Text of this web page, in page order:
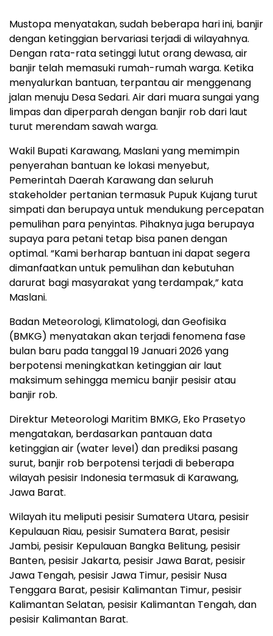
Mustopa menyatakan, sudah beberapa hari ini, banjir
dengan ketinggian bervariasi terjadi di wilayahnya.
Dengan rata-rata setinggi lutut orang dewasa, air
banjir telah memasuki rumah-rumah warga. Ketika
menyalurkan bantuan, terpantau air menggenang
jalan menuju Desa Sedari. Air dari muara sungai yang
limpas dan diperparah dengan banjir rob dari laut
turut merendam sawah warga.
Wakil Bupati Karawang, Maslani yang memimpin
penyerahan bantuan ke lokasi menyebut,
Pemerintah Daerah Karawang dan seluruh
stakeholder pertanian termasuk Pupuk Kujang turut
simpati dan berupaya untuk mendukung percepatan
pemulihan para penyintas. Pihaknya juga berupaya
supaya para petani tetap bisa panen dengan
optimal. “Kami berharap bantuan ini dapat segera
dimanfaatkan untuk pemulihan dan kebutuhan
darurat bagi masyarakat yang terdampak,” kata
Maslani.
Badan Meteorologi, Klimatologi, dan Geofisika
(BMKG) menyatakan akan terjadi fenomena fase
bulan baru pada tanggal 19 Januari 2026 yang
berpotensi meningkatkan ketinggian air laut
maksimum sehingga memicu banjir pesisir atau
banjir rob.
Direktur Meteorologi Maritim BMKG, Eko Prasetyo
mengatakan, berdasarkan pantauan data
ketinggian air (water level) dan prediksi pasang
surut, banjir rob berpotensi terjadi di beberapa
wilayah pesisir Indonesia termasuk di Karawang,
Jawa Barat.
Wilayah itu meliputi pesisir Sumatera Utara, pesisir
Kepulauan Riau, pesisir Sumatera Barat, pesisir
Jambi, pesisir Kepulauan Bangka Belitung, pesisir
Banten, pesisir Jakarta, pesisir Jawa Barat, pesisir
Jawa Tengah, pesisir Jawa Timur, pesisir Nusa
Tenggara Barat, pesisir Kalimantan Timur, pesisir
Kalimantan Selatan, pesisir Kalimantan Tengah, dan
pesisir Kalimantan Barat.